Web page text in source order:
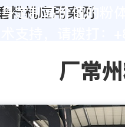
身定制高价值的粉
厂常